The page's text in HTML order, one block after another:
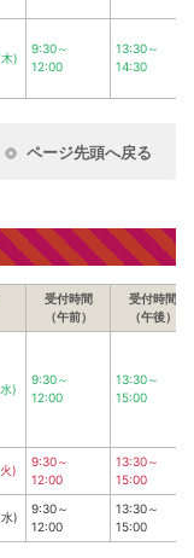
)
9:30～
12:00
13:30～
14:30
ページ先頭へ戻る
受付時間
（午前）
受付時間
（午後）
)
9:30～
12:00
13:30～
15:00
)
9:30～
12:00
13:30～
15:00
)
9:30～
12:00
13:30～
15:00